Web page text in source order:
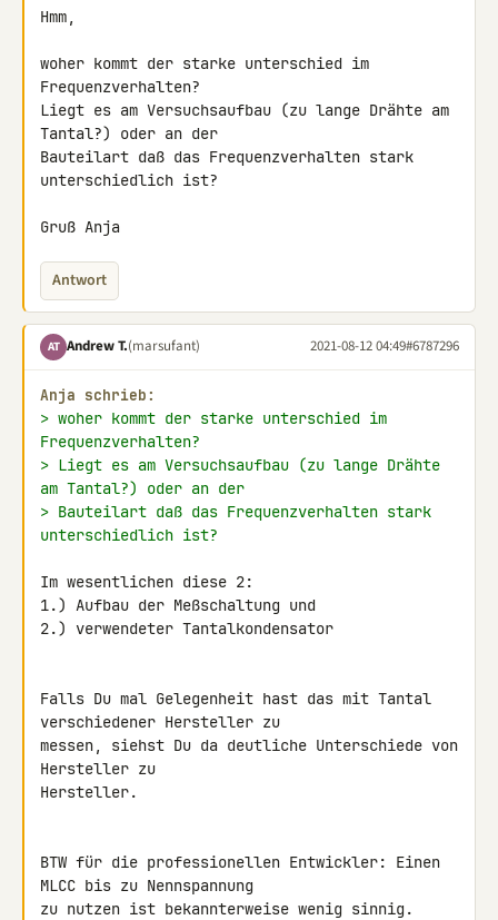
Hmm,
woher kommt der starke unterschied im
Frequenzverhalten?
Liegt es am Versuchsaufbau (zu lange Drähte am
Tantal?) oder an der
Bauteilart daß das Frequenzverhalten stark
unterschiedlich ist?
Gruß Anja
Antwort
AT Andrew T.(marsufant) 2021-08-12 04:49#6787296
Anja schrieb:
> woher kommt der starke unterschied im
Frequenzverhalten?
> Liegt es am Versuchsaufbau (zu lange Drähte
am Tantal?) oder an der
> Bauteilart daß das Frequenzverhalten stark
unterschiedlich ist?
Im wesentlichen diese 2:
1.) Aufbau der Meßschaltung und
2.) verwendeter Tantalkondensator
Falls Du mal Gelegenheit hast das mit Tantal
verschiedener Hersteller zu
messen, siehst Du da deutliche Unterschiede von
Hersteller zu
Hersteller.
BTW für die professionellen Entwickler: Einen
MLCC bis zu Nennspannung
zu nutzen ist bekannterweise wenig sinnig.